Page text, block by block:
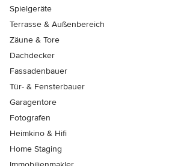
Spielgeräte
Terrasse & Außenbereich
Zäune & Tore
Dachdecker
Fassadenbauer
Tür- & Fensterbauer
Garagentore
Fotografen
Heimkino & Hifi
Home Staging